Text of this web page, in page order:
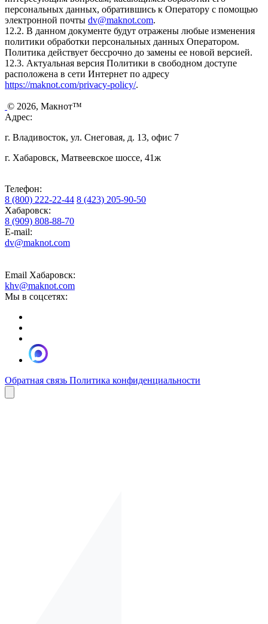
персональных данных, обратившись к Оператору с помощью
электронной почты dv@maknot.com.
12.2. В данном документе будут отражены любые изменения
политики обработки персональных данных Оператором.
Политика действует бессрочно до замены ее новой версией.
12.3. Актуальная версия Политики в свободном доступе
расположена в сети Интернет по адресу
https://maknot.com/privacy-policy/.
© 2026, Макнот™
Адрес:
г. Владивосток, ул. Снеговая, д. 13, офис 7
г. Хабаровск, Матвеевское шоссе, 41ж
Телефон:
8 (800) 222-22-44 8 (423) 205-90-50
Хабаровск:
8 (909) 808-88-70
E-mail:
dv@maknot.com
Email Хабаровск:
khv@maknot.com
Мы в соцсетях:
Обратная связь Политика конфиденциальности